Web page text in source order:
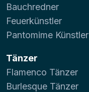
Bauchredner
Feuerkünstler
Pantomime Künstler
Tänzer
Flamenco Tänzer
Burlesque Tänzer